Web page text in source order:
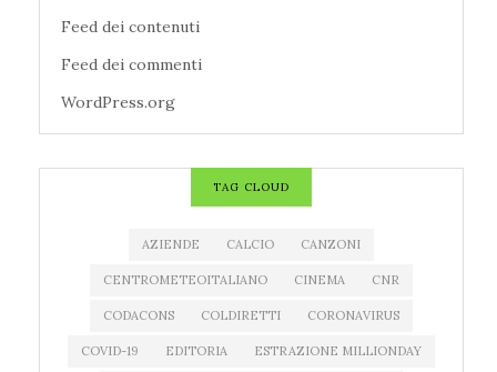
Feed dei contenuti
Feed dei commenti
WordPress.org
TAG CLOUD
AZIENDE CALCIO CANZONI
CENTROMETEOITALIANO CINEMA CNR
CODACONS COLDIRETTI CORONAVIRUS
COVID-19 EDITORIA ESTRAZIONE MILLIONDAY